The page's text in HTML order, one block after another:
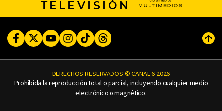
TELEVISIÓN
FacebookTwitterYoutubeInstagram
TikTokThreads
DERECHOS RESERVADOS © CANAL 6 2026
Prohibida la reproducción total o parcial, incluyendo cualquier medio
electrónico o magnético.